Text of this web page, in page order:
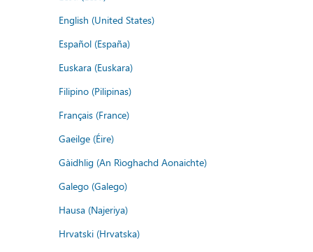
English (United States)
Español (España)
Euskara (Euskara)
Filipino (Pilipinas)
Français (France)
Gaeilge (Éire)
Gàidhlig (An Rìoghachd Aonaichte)
Galego (Galego)
Hausa (Najeriya)
Hrvatski (Hrvatska)